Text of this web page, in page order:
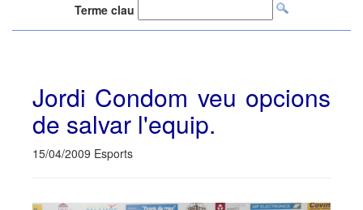
Terme clau
Jordi Condom veu opcions
de salvar l'equip.
15/04/2009 Esports